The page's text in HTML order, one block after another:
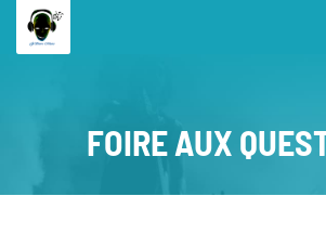
FOIRE AUX